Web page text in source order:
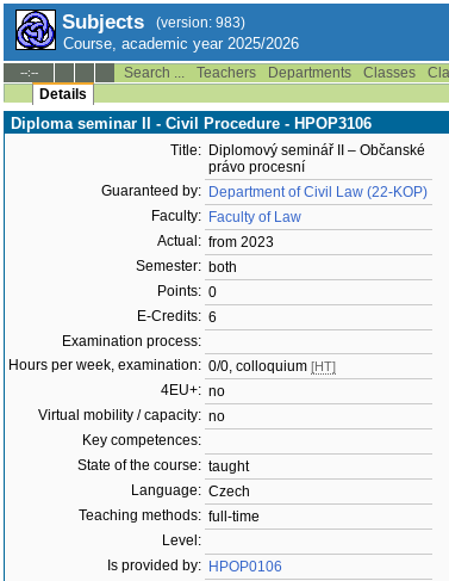
Subjects (version: 983)
Course, academic year 2025/2026
--:-- Search ... Teachers Departments Classes
Details
Diploma seminar II - Civil Procedure - HPOP3106
Title: Diplomový seminář II – Občanské
právo procesní
Guaranteed by: Department of Civil Law (22-KOP)
Faculty: Faculty of Law
Actual: from 2023
Semester: both
Points: 0
E-Credits: 6
Examination process:
Hours per week, examination: 0/0, colloquium [HT]
4EU+: no
Virtual mobility / capacity: no
Key competences:
State of the course: taught
Language: Czech
Teaching methods: full-time
Level:
Is provided by: HPOP0106